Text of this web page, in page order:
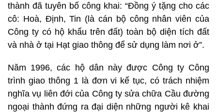
thành đã tuyên bố công khai: “Đồng ý tặng cho các
cô: Hoà, Định, Tin (là cán bộ công nhân viên của
Công ty có hộ khẩu trên đất) toàn bộ diện tích đất
và nhà ở tại Hạt giao thông để sử dụng làm nơi ở”.
Năm 1996, các hộ dân này được Công ty Công
trình giao thông 1 là đơn vi kế tục, có trách nhiệm
nghĩa vụ liên đới của Công ty sửa chữa Cầu đường
ngoại thành đứng ra đại diện những người kê khai